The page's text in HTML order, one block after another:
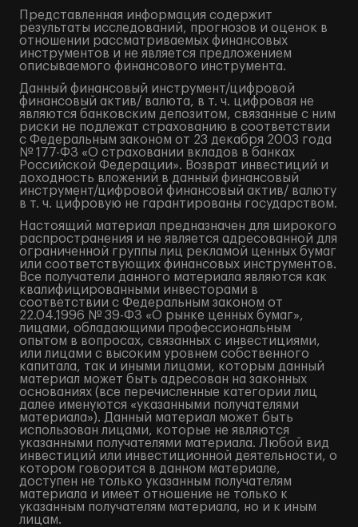
Представленная информация содержит
результаты исследований, прогнозов и оценок в
отношении рассматриваемых финансовых
инструментов и не является предложением
описываемого финансового инструмента.
Данный финансовый инструмент/цифровой
финансовый актив/ валюта, в т. ч. цифровая не
являются банковским депозитом, связанные с ним
риски не подлежат страхованию в соответствии
с Федеральным законом от 23 декабря 2003 года
№ 177-ФЗ «О страховании вкладов в банках
Российской Федерации». Возврат инвестиций и
доходность вложений в данный финансовый
инструмент/цифровой финансовый актив/ валюту
в т. ч. цифровую не гарантированы государством.
Настоящий материал предназначен для широкого
распространения и не является адресованной для
ограниченной группы лиц рекламой ценных бумаг
или соответствующих финансовых инструментов.
Все получатели данного материала являются как
квалифицированными инвесторами в
соответствии с Федеральным законом от
22.04.1996 № 39-ФЗ «О рынке ценных бумаг»,
лицами, обладающими профессиональным
опытом в вопросах, связанных с инвестициями,
или лицами с высоким уровнем собственного
капитала, так и иными лицами, которым данный
материал может быть адресован на законных
основаниях (все перечисленные категории лиц
далее именуются «указанными получателями
материала»). Данный материал может быть
использован лицами, которые не являются
указанными получателями материала. Любой вид
инвестиций или инвестиционной деятельности, о
котором говорится в данном материале,
доступен не только указанным получателям
материала и имеет отношение не только к
указанным получателям материала, но и к иным
лицам.